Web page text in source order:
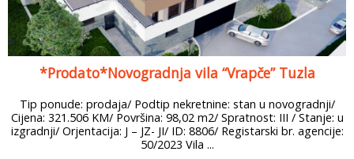
*Prodato*Novogradnja vila “Vrapče” Tuzla
Tip ponude: prodaja/ Podtip nekretnine: stan u novogradnji/
Cijena: 321.506 KM/ Površina: 98,02 m2/ Spratnost: III / Stanje: u
izgradnji/ Orjentacija: J – JZ- JI/ ID: 8806/ Registarski br. agencije:
50/2023 Vila ...